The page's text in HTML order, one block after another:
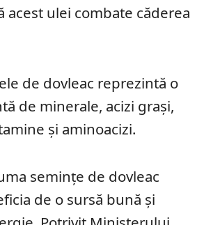
acest ulei combate căderea
de dovleac reprezintă o
de minerale, acizi grași,
și aminoacizi.
semințe de dovleac
de o sursă bună și